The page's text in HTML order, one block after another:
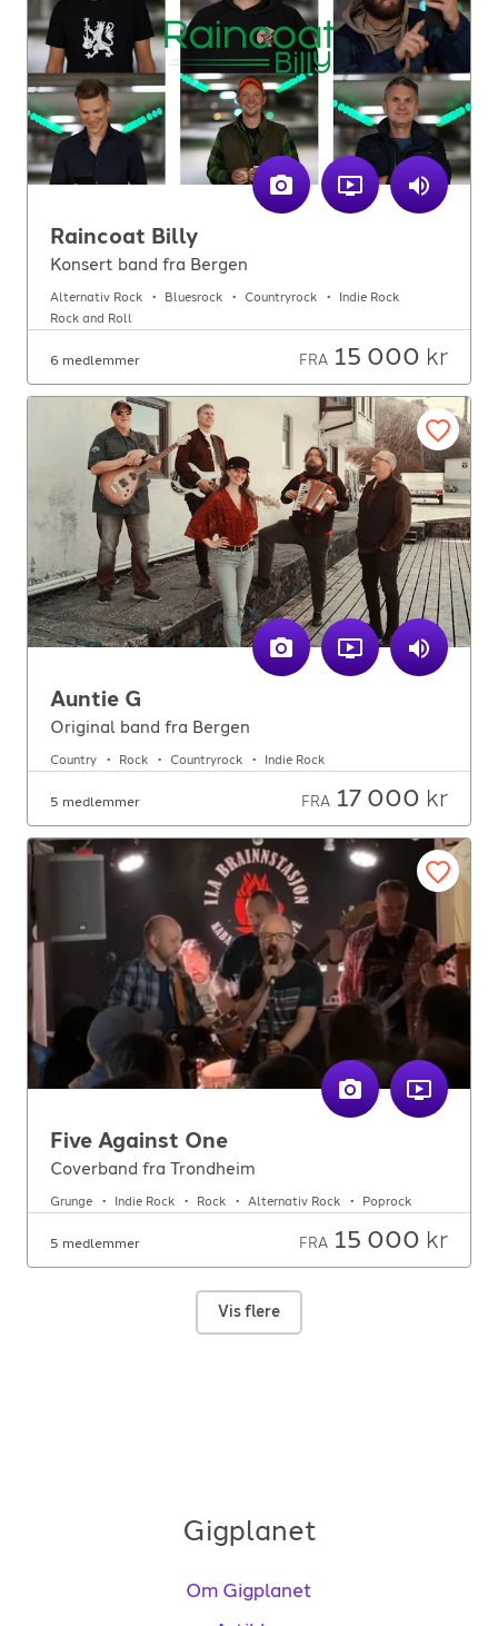
Raincoat Billy
Konsert band fra Bergen
Alternativ Rock Bluesrock Countryrock
Indie Rock
Rock and Roll
6 medlemmer FRA 15 000 kr
Auntie G
Original band fra Bergen
Country Rock Countryrock Indie Rock
5 medlemmer FRA 17 000 kr
Five Against One
Coverband fra Trondheim
Grunge Indie Rock Rock Alternativ Rock Poprock
5 medlemmer FRA 15 000 kr
Vis flere
Gigplanet
Om Gigplanet